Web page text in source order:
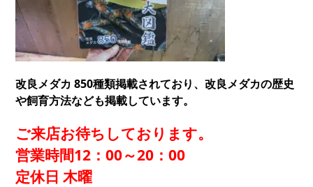
改良メダカ 850種類掲載されており、改良メダカの歴史
や飼育方法なども掲載しています。
ご来店お待ちしております。
営業時間12：00～20：00
定休日 木曜